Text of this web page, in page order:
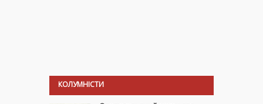
КОЛУМНІСТИ